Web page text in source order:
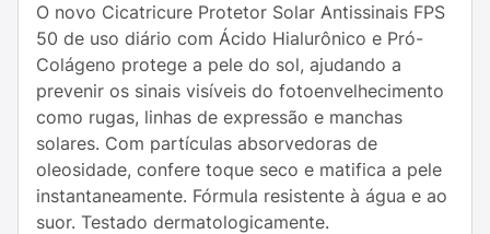
O novo Cicatricure Protetor Solar Antissinais FPS
50 de uso diário com Ácido Hialurônico e Pró-
Colágeno protege a pele do sol, ajudando a
prevenir os sinais visíveis do fotoenvelhecimento
como rugas, linhas de expressão e manchas
solares. Com partículas absorvedoras de
oleosidade, confere toque seco e matifica a pele
instantaneamente. Fórmula resistente à água e ao
suor. Testado dermatologicamente.